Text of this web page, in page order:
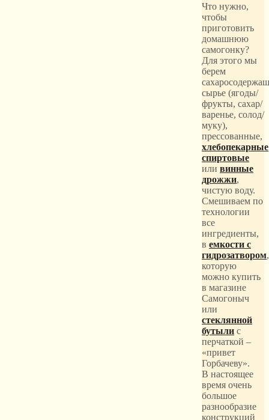
Что нужно,
чтобы
приготовить
домашнюю
самогонку?
Для этого мы
берем
сырье (ягоды/
фрукты, сахар/
варенье, солод/
муку),
прессованные,
хлебопекарные
спиртовые
или винные
дрожжи,
чистую воду.
Смешиваем по
технологии
все
ингредиенты,
в емкости с
гидрозатвором,
которую
можно купить
в магазине
Самогоныч
или
стеклянной
бутыли с
перчаткой –
«привет
Горбачеву».
В настоящее
время очень
большое
разнообразие
конструкций